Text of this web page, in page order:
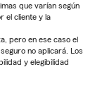
que varían según
el cliente y la
pero en ese caso el
no aplicará. Los
y elegibilidad